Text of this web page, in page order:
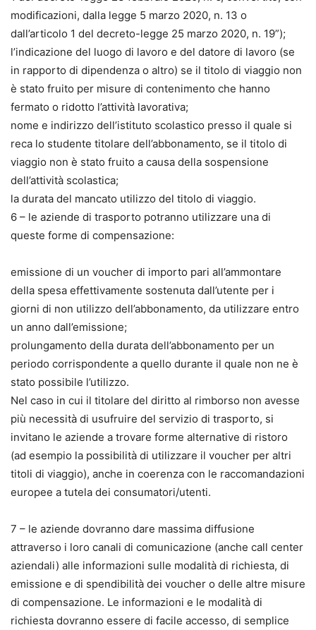
modificazioni, dalla legge 5 marzo 2020, n. 13 o
dall’articolo 1 del decreto-legge 25 marzo 2020, n. 19”);
l’indicazione del luogo di lavoro e del datore di lavoro (se
in rapporto di dipendenza o altro) se il titolo di viaggio non
è stato fruito per misure di contenimento che hanno
fermato o ridotto l’attività lavorativa;
nome e indirizzo dell’istituto scolastico presso il quale si
reca lo studente titolare dell’abbonamento, se il titolo di
viaggio non è stato fruito a causa della sospensione
dell’attività scolastica;
la durata del mancato utilizzo del titolo di viaggio.
6 – le aziende di trasporto potranno utilizzare una di
queste forme di compensazione:
emissione di un voucher di importo pari all’ammontare
della spesa effettivamente sostenuta dall’utente per i
giorni di non utilizzo dell’abbonamento, da utilizzare entro
un anno dall’emissione;
prolungamento della durata dell’abbonamento per un
periodo corrispondente a quello durante il quale non ne è
stato possibile l’utilizzo.
Nel caso in cui il titolare del diritto al rimborso non avesse
più necessità di usufruire del servizio di trasporto, si
invitano le aziende a trovare forme alternative di ristoro
(ad esempio la possibilità di utilizzare il voucher per altri
titoli di viaggio), anche in coerenza con le raccomandazioni
europee a tutela dei consumatori/utenti.
7 – le aziende dovranno dare massima diffusione
attraverso i loro canali di comunicazione (anche call center
aziendali) alle informazioni sulle modalità di richiesta, di
emissione e di spendibilità dei voucher o delle altre misure
di compensazione. Le informazioni e le modalità di
richiesta dovranno essere di facile accesso, di semplice